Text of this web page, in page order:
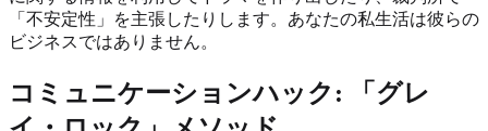
「不安定性」を主張したりします。あなたの私生活は彼らの
ビジネスではありません。
コミュニケーションハック: 「グレ